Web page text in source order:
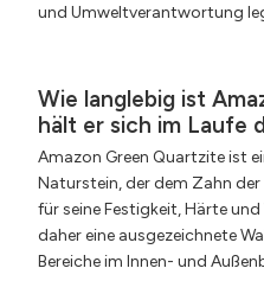
und Umweltverantwortung
Wie langlebig ist
hält er sich im Laufe
Amazon Green Quartzite ist
Naturstein, der dem Zahn
für seine Festigkeit, Härte
daher eine ausgezeichnete
Bereiche im Innen- und